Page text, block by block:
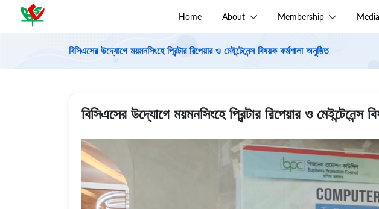
Home About Membership
বিসিএসের উদ্যোগে ময়মনসিংহে প্রিন্টার রিপেয়ার ও মেইন্টেনেন্স বিষয়ক কর্মশালা অনুষ্ঠিত
বিসিএসের উদ্যোগে ময়মনসিংহে প্রিন্টার রিপেয়ার ও মেইন্টেনেন্স